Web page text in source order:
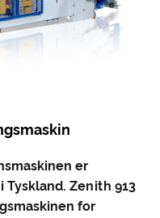
er
Zenith 913
for